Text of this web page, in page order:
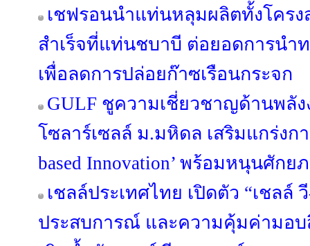
เชฟรอนนำแท่นหลุมผลิตทั้งโครง
สำเร็จที่แท่นชบาบี ต่อยอดการนำ
เพื่อลดการปล่อยก๊าซเรือนกระจก
GULF ชูความเชี่ยวชาญด้านพลั
โซลาร์เซลล์ ม.มหิดล เสริมแกร่งก
based Innovation’ พร้อมหนุนศักย
เชลล์ประเทศไทย เปิดตัว “เชลล์
ประสบการณ์ และความคุ้มค่ามอ